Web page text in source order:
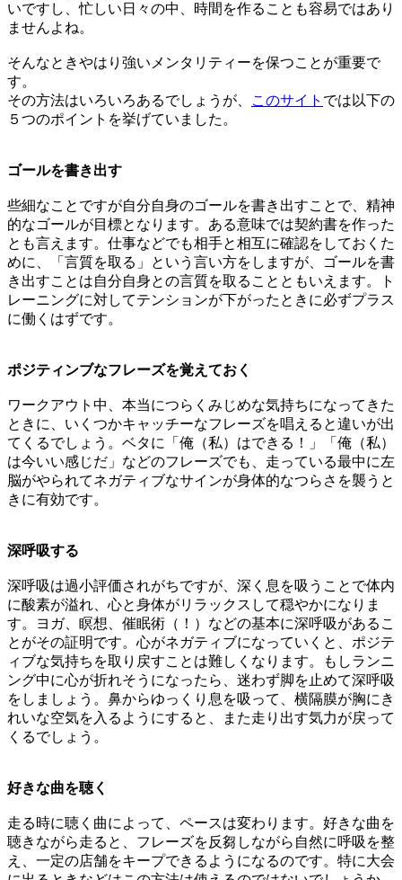
いですし、忙しい日々の中、時間を作ることも容易ではあり
ませんよね。
そんなときやはり強いメンタリティーを保つことが重要で
す。
その方法はいろいろあるでしょうが、
このサイト では以下の
５つのポイントを挙げていました。
ゴールを書き出す
些細なことですが自分自身のゴールを書き出すことで、精神
的なゴールが目標となります。ある意味では契約書を作った
とも言えます。仕事などでも相手と相互に確認をしておくた
めに、「言質を取る」という言い方をしますが、ゴールを書
き出すことは自分自身との言質を取ることともいえます。ト
レーニングに対してテンションが下がったときに必ずプラス
に働くはずです。
ポジティンブなフレーズを覚えておく
ワークアウト中、本当につらくみじめな気持ちになってきた
ときに、いくつかキャッチーなフレーズを唱えると違いが出
てくるでしょう。ベタに「俺（私）はできる！」「俺（私）
は今いい感じだ」などのフレーズでも、走っている最中に左
脳がやられてネガティブなサインが身体的なつらさを襲うと
きに有効です。
深呼吸する
深呼吸は過小評価されがちですが、深く息を吸うことで体内
に酸素が溢れ、心と身体がリラックスして穏やかになりま
す。ヨガ、瞑想、催眠術（！）などの基本に深呼吸があるこ
とがその証明です。心がネガティブになっていくと、ポジテ
ィブな気持ちを取り戻すことは難しくなります。もしランニ
ング中に心が折れそうになったら、迷わず脚を止めて深呼吸
をしましょう。鼻からゆっくり息を吸って、横隔膜が胸にき
れいな空気を入るようにすると、また走り出す気力が戻って
くるでしょう。
好きな曲を聴く
走る時に聴く曲によって、ペースは変わります。好きな曲を
聴きながら走ると、フレーズを反芻しながら自然に呼吸を整
え、一定の店舗をキープできるようになるのです。特に大会